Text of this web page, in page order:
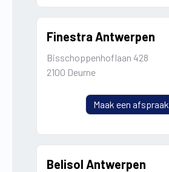
Finestra Antwerpen
Bisschoppenhoflaan 428
2100 Deurne
Maak een afspraak
Belisol Antwerpen